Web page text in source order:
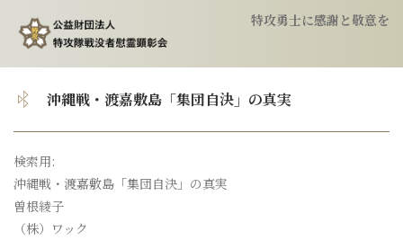
特攻勇士に感謝と敬意を
トップ
顕彰会について
特攻隊について
沖縄戦・渡嘉敷島「集団自決」の真実
検索用:
沖縄戦・渡嘉敷島「集団自決」の真実
曽根綾子
（株）ワック